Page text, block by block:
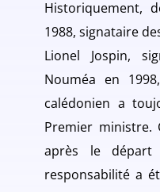
Historiquement,
1988, signataire
Lionel Jospin,
Nouméa en
calédonien a
Premier ministre.
après le départ
responsabilité a